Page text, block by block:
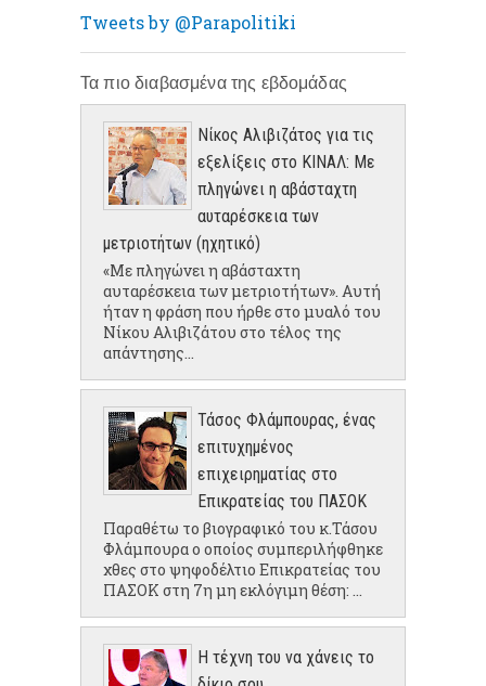
Tweets by @Parapolitiki
Τα πιο διαβασμένα της εβδομάδας
Νίκος Αλιβιζάτος για τις
εξελίξεις στο ΚΙΝΑΛ: Με
πληγώνει η αβάσταχτη
αυταρέσκεια των
μετριοτήτων (ηχητικό)
«Με πληγώνει η αβάσταχτη
αυταρέσκεια των μετριοτήτων». Αυτή
ήταν η φράση που ήρθε στο μυαλό του
Νίκου Αλιβιζάτου στο τέλος της
απάντησης...
Τάσος Φλάμπουρας, ένας
επιτυχημένος
επιχειρηματίας στο
Επικρατείας του ΠΑΣΟΚ
Παραθέτω το βιογραφικό του κ.Τάσου
Φλάμπουρα ο οποίος συμπεριλήφθηκε
χθες στο ψηφοδέλτιο Επικρατείας του
ΠΑΣΟΚ στη 7η μη εκλόγιμη θέση: ...
Η τέχνη του να χάνεις το